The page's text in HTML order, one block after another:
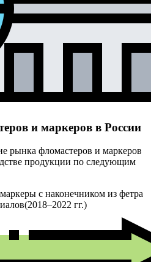
и маркеров в России
рынка фломастеров и маркеров
продукции по следующим
с наконечником из фетра
(2018–2022 гг.)